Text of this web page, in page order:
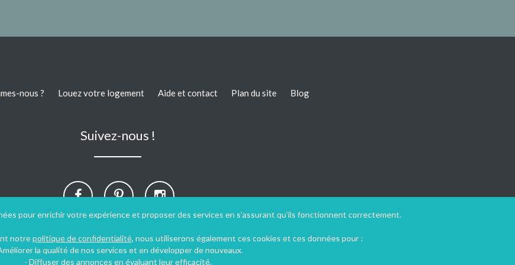
pour enrichir votre expérience et proposer des services en s'assurant qu'ils fonctionnent correctement.
notrepolitique de confidentialité, nous utiliserons également ces cookies et ces données pour :
la qualité de nos services et en développer de nouveaux.
- Diffuser des annonces en évaluant leur efficacité.
nous ? Louez votre logement Aide et contact Plan du site Blog
Suivez-nous !